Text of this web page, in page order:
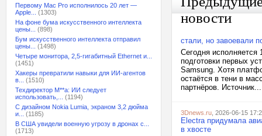
Первому Mac Pro исполнилось 20 лет —
Apple...
(1303)
На фоне бума искусственного интеллекта
цены...
(898)
Бум искусственного интеллекта отправил
цены...
(1498)
Четыре монитора, 2,5-гигабитный Ethernet и...
(1451)
Хакеры превратили навыки для ИИ-агентов
в...
(1510)
Техдиректор M**a: ИИ следует
использовать,...
(1194)
С дизайном Nokia Lumia, экраном 3,2 дюйма
и...
(1185)
В США увидели военную угрозу в дронах с...
(1713)
новости
стали, но завоевали
Сегодня
подготовки первых
Samsung. Хотя
остаётся в тени в
партнёров. Источник...
3Dnews.ru , 2026-06-15
Electra придумала
в хвосте